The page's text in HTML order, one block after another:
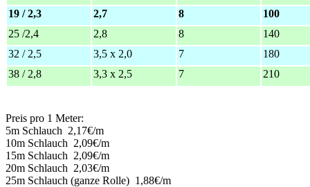
19 / 2,3
2,7 8
100
25 /2,4
2,8 8
140
32 / 2,5
3,5 x 2,0 7
180
38 / 2,8
3,3 x 2,5 7 210
Preis pro 1 Meter:
5m Schlauch 2,17€/m
10m Schlauch 2,09€/m
15m Schlauch 2,09€/m
20m Schlauch 2,03€/m
25m Schlauch (ganze Rolle) 1,88€/m